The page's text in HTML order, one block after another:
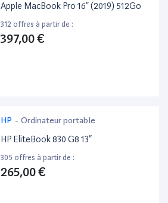
Apple MacBook Pro 16” (2019) 512Go
312 offres à partir de :
397,00 €
HP - Ordinateur portable
HP EliteBook 830 G8 13”
305 offres à partir de :
265,00 €